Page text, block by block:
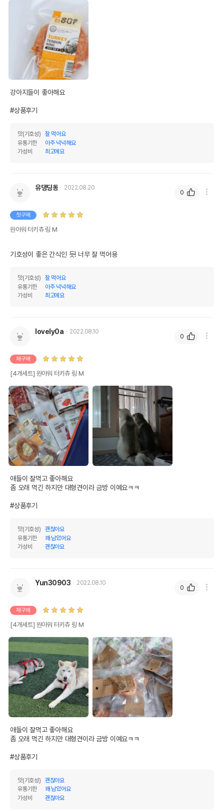
강아지들이 좋아해요
#상품후기
맛(기호성)
잘 먹어요
유통기한
아주 넉넉해요
가성비
최고에요
유댕딩동 2022.08.20
첫구매
원아워 터키츄 링 M
기호성이 좋은 간식인 듯! 너무 잘 먹어용
맛(기호성)
잘 먹어요
유통기한
아주 넉넉해요
가성비
최고에요
0
lovely0a 2022.08.10
재구매
[4개세트] 원아워 터키츄 링 M
애들이 잘먹고 좋아해요
좀 오래 먹긴 하지만 대형견이라 금방 이예요ㅋㅋ
#상품후기
맛(기호성)
괜찮아요
유통기한
꽤 남았어요
가성비
괜찮아요
0
Yun30903 2022.08.10
재구매
[4개세트] 원아워 터키츄 링 M
애들이 잘먹고 좋아해요
좀 오래 먹긴 하지만 대형견이라 금방 이예요ㅋㅋ
#상품후기
맛(기호성)
괜찮아요
유통기한
꽤 남았어요
가성비
괜찮아요
0